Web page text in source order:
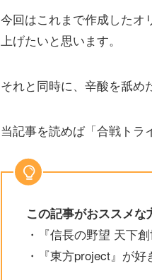
今回はこれまで作成したオ
上げたいと思います。
それと同時に、辛酸を舐
当記事を読めば「合戦トラ
この記事がおススメな
・『信長の野望 天下
・『東方project』が好